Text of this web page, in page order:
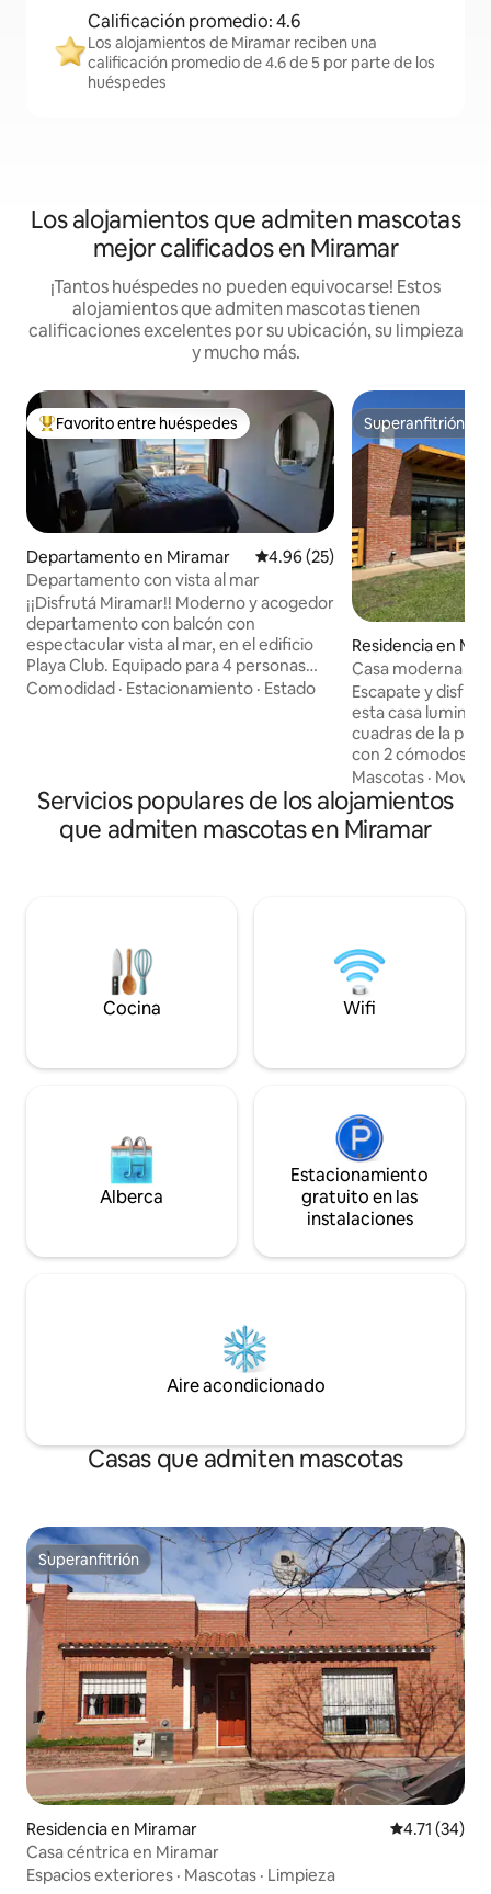
Calificación promedio: 4.6
Los alojamientos de Miramar reciben una
calificación promedio de 4.6 de 5 por parte de los
huéspedes
Los alojamientos que admiten mascotas
mejor calificados en Miramar
¡Tantos huéspedes no pueden equivocarse! Estos
alojamientos que admiten mascotas tienen
calificaciones excelentes por su ubicación, su limpieza
y mucho más.
De los mejores en Favorito entre huéspedes
Favorito entre huéspedes
Departamento en Miramar Calificación promedio: 4.96 de
4.96 (25)
Departamento con vista al mar
¡¡Disfrutá Miramar!! Moderno y acogedor
departamento con balcón con
espectacular vista al mar, en el edificio
Playa Club. Equipado para 4 personas
con: 1 sommier de 2 plazas 2 sommier de
Calefacción eléctrica Servicio de
limpieza 3 veces por semana Personal de
conserjería Vigilancia las 24 hs. 6
Comodidad · Estacionamiento · Estado
Superanfitrión
Superanfitrión
Residencia en
Casa moderna
la paya.
Escapate y
esta casa
cuadras de la
con 2 cómodos
completos, un
una galería
libre. Ideal para
amigos o en
espera!!!
Mascotas ·
Servicios populares de los alojamientos
que admiten mascotas en Miramar
Cocina Wifi
Alberca
Estacionamiento
gratuito en las
instalaciones
Aire acondicionado
Casas que admiten mascotas
Superanfitrión
Superanfitrión
Residencia en Miramar Calificación
4.71 (34)
Casa céntrica en Miramar
Espacios exteriores · Mascotas · Limpieza